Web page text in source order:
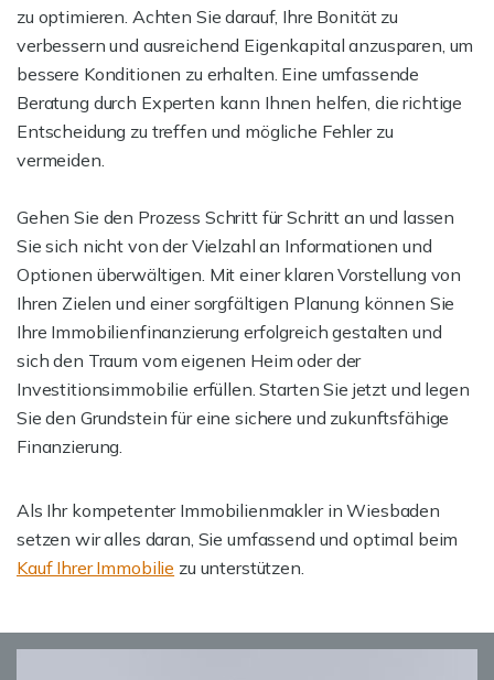
zu optimieren. Achten Sie darauf, Ihre Bonität zu
verbessern und ausreichend Eigenkapital anzusparen, um
bessere Konditionen zu erhalten. Eine umfassende
Beratung durch Experten kann Ihnen helfen, die richtige
Entscheidung zu treffen und mögliche Fehler zu
vermeiden.
Gehen Sie den Prozess Schritt für Schritt an und lassen
Sie sich nicht von der Vielzahl an Informationen und
Optionen überwältigen. Mit einer klaren Vorstellung von
Ihren Zielen und einer sorgfältigen Planung können Sie
Ihre Immobilienfinanzierung erfolgreich gestalten und
sich den Traum vom eigenen Heim oder der
Investitionsimmobilie erfüllen. Starten Sie jetzt und legen
Sie den Grundstein für eine sichere und zukunftsfähige
Finanzierung.
Als Ihr kompetenter Immobilienmakler in Wiesbaden
setzen wir alles daran, Sie umfassend und optimal beim
Kauf Ihrer Immobilie zu unterstützen.